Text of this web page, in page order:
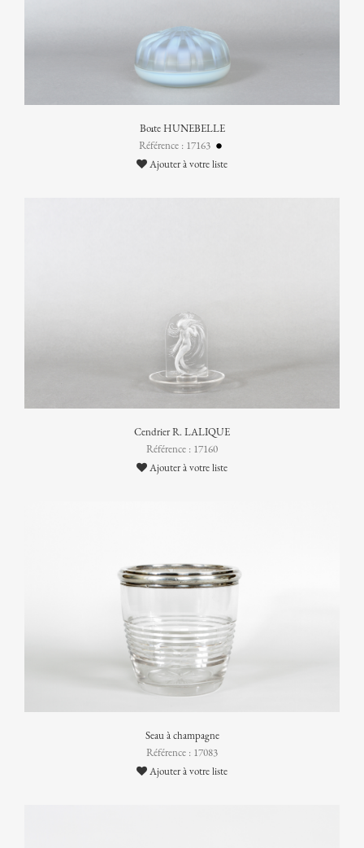
Boîte HUNEBELLE
Référence : 17163
Ajouter à votre liste
Cendrier R. LALIQUE
Référence : 17160
Ajouter à votre liste
Seau à champagne
Référence : 17083
Ajouter à votre liste